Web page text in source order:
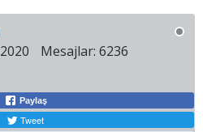
2020 Mesajlar: 6236
Paylaş
Tweet